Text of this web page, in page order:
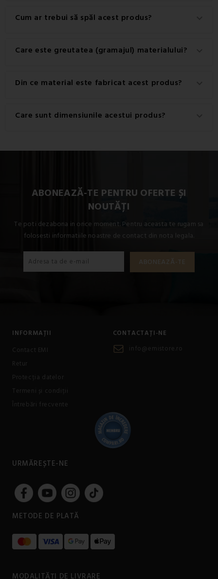
Acesta este un produs autentic al mărcii EMI.
Cum ar trebui să spăl acest produs?
Pentru cele mai bune rezultate, se recomandă spălarea
acestui produs la 60°C.
Care este greutatea (gramajul) materialului?
Greutatea materialului utilizat pentru acest produs este
Din ce material este fabricat acest produs?
Acest produs este fabricat dintr-un material de înaltă
Care sunt dimensiunile acestui produs?
ABONEAZĂ-TE PENTRU OFERTE ȘI
NOUTĂȚI
Te poti dezabona in orice moment. Pentru aceasta te rugam sa
folosesti informatiile noastre de contact din nota legala.
INFORMAȚII
Contact EMI
Retur
Protecția datelor
Termeni și condiții
Întrebări frecvente
CONTACTAȚI-NE
info@emistore.ro
URMĂREȘTE-NE
METODE DE PLATĂ
MODALITĂȚI DE LIVRARE